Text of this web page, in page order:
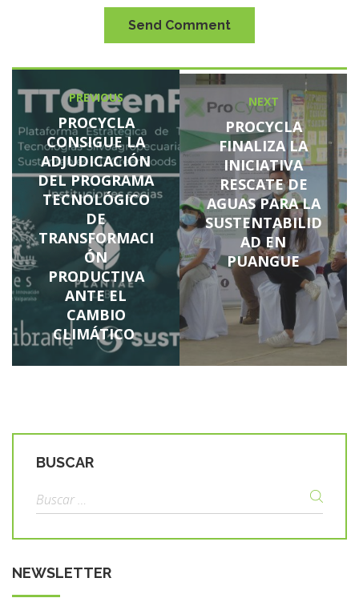
Send Comment
PREVIOUS
PROCYCLA
CONSIGUE LA
ADJUDICACIÓN
DEL PROGRAMA
TECNOLÓGICO
DE
TRANSFORMACI
ÓN
PRODUCTIVA
ANTE EL
CAMBIO
CLIMÁTICO
NEXT
PROCYCLA
FINALIZA LA
INICIATIVA
RESCATE DE
AGUAS PARA LA
SUSTENTABILID
AD EN
PUANGUE
BUSCAR
NEWSLETTER